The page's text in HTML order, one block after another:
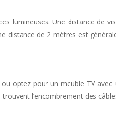
lumineuses. Une distance de
distance de 2 mètres est
optez pour un meuble TV
l’encombrement des